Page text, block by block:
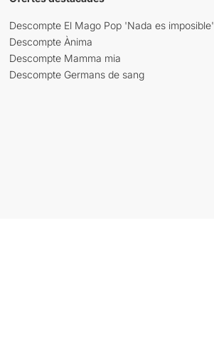
Descompte El Mago Pop 'Nada es imposible'
Descompte Ànima
Descompte Mamma mia
Descompte Germans de sang